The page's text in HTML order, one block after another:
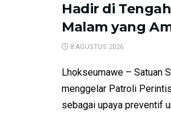
Hadir di
Malam yang
8 AGUSTUS 2026
Lhokseumawe – Satuan
menggelar Patroli
sebagai upaya preventif